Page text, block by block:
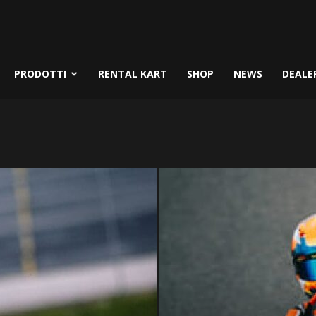
PRODOTTI RENTAL KART SHOP NEWS